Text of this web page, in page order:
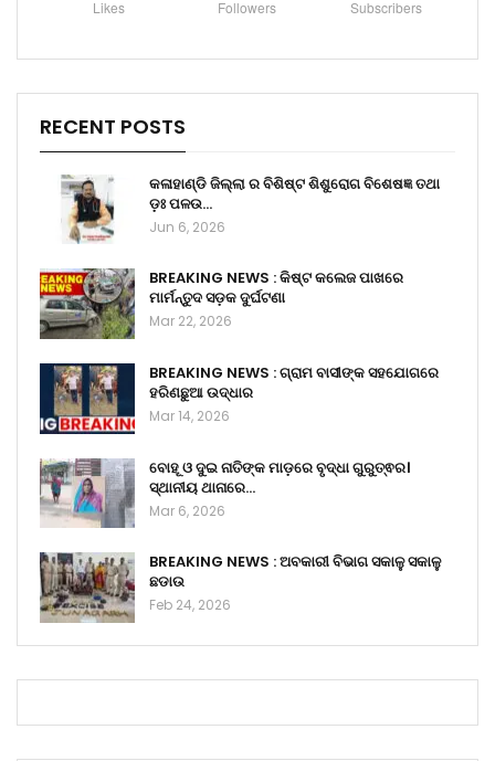
Likes Followers Subscribers
RECENT POSTS
କଳାହାଣ୍ଡି ଜିଲ୍ଲା ର ବିଶିଷ୍ଟ ଶିଶୁରୋଗ ବିଶେଷଜ୍ଞ ତଥା
ଡ଼ଃ ପଳଉ…
Jun 6, 2026
BREAKING NEWS : କିଷ୍ଟ କଲେଜ ପାଖରେ
ମାର୍ମନ୍ତୁଦ ସଡ଼କ ଦୁର୍ଘଟଣା
Mar 22, 2026
BREAKING NEWS : ଗ୍ରାମ ବାସୀଙ୍କ ସହଯୋଗରେ
ହରିଣଛୁଆ ଉଦ୍ଧାର
Mar 14, 2026
ବୋହୂ ଓ ଦୁଇ ନାତିଙ୍କ ମାଡ଼ରେ ବୃଦ୍ଧା ଗୁରୁତ୍ଵର।
ସ୍ଥାନୀୟ ଥାନାରେ…
Mar 6, 2026
BREAKING NEWS : ଅବକାରୀ ବିଭାଗ ସକାଳୁ ସକାଳୁ
ଛଡାଉ
Feb 24, 2026